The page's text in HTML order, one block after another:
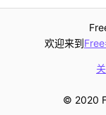
欢迎来到
© 2020